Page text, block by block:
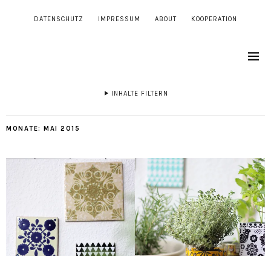
DATENSCHUTZ IMPRESSUM ABOUT KOOPERATION
INHALTE FILTERN
MONATE: MAI 2015